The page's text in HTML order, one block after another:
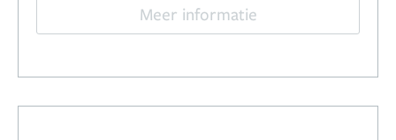
Meer informatie